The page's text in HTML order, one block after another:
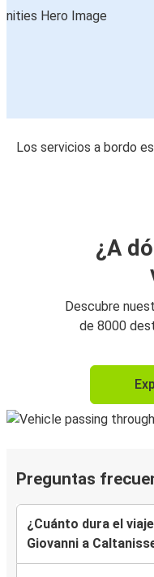
Los servicios a bordo
¿A
Descubre
de 8000
Preguntas
¿Cuánto dura el
Giovanni a